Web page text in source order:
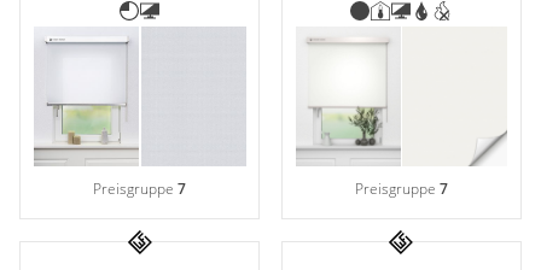
Preisgruppe7 Preisgruppe 7